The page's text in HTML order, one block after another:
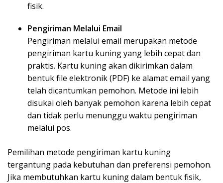
fisik.
Pengiriman Melalui Email
Pengiriman melalui email merupakan metode
pengiriman kartu kuning yang lebih cepat dan
praktis. Kartu kuning akan dikirimkan dalam
bentuk file elektronik (PDF) ke alamat email yang
telah dicantumkan pemohon. Metode ini lebih
disukai oleh banyak pemohon karena lebih cepat
dan tidak perlu menunggu waktu pengiriman
melalui pos.
Pemilihan metode pengiriman kartu kuning
tergantung pada kebutuhan dan preferensi pemohon.
Jika membutuhkan kartu kuning dalam bentuk fisik,